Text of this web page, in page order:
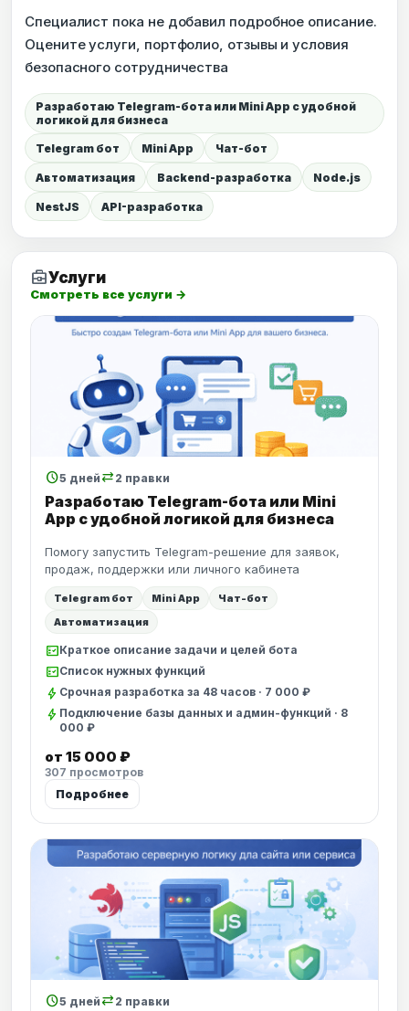
Специалист пока не добавил подробное описание.
Оцените услуги, портфолио, отзывы и условия
безопасного сотрудничества
Разработаю Telegram-бота или Mini App с удобной
логикой для бизнеса
Telegram бот Mini App Чат-бот
Автоматизация Backend-разработка Node.js
NestJS API-разработка
business_centerУслуги
Смотреть все услуги →
schedule5 дней sync_alt 2 правки
Разработаю Telegram-бота или Mini
App с удобной логикой для бизнеса
Помогу запустить Telegram-решение для заявок,
продаж, поддержки или личного кабинета
Telegram бот Mini App
Чат-бот
Автоматизация
fact_checkКраткое описание задачи и целей бота
fact_checkСписок нужных функций
bolt Срочная разработка за 48 часов · 7 000 ₽
bolt Подключение базы данных и админ-функций · 8
000 ₽
от 15 000 ₽
307 просмотров
Подробнее
schedule5 дней sync_alt 2 правки